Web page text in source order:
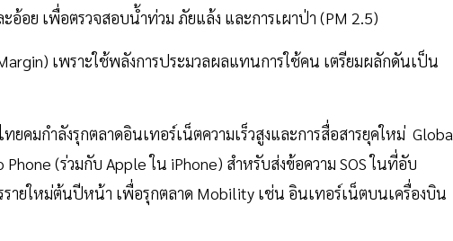
อ้อย เพื่อตรวจสอบน้ำท่วม ภัยแล้ง และการเผาป่า (PM 2.5)
เพราะใช้พลังการประมวลผลแทนการใช้คน เตรียมผลักดันเป็น
ยคมกำลังรุกตลาดอินเทอร์เน็ตความเร็วสูงและการสื่อสารยุคใหม่
(ร่วมกับ Apple ใน iPhone) สำหรับส่งข้อความ SOS ในที่อับ
ายใหม่ต้นปีหน้า เพื่อรุกตลาด Mobility เช่น อินเทอร์เน็ตบนเครื่องบิน